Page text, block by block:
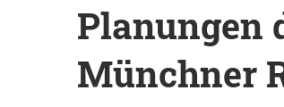
Planungen
Münchner